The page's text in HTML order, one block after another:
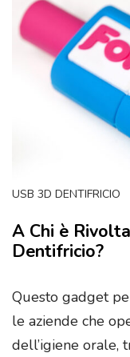
USB 3D DENTIFRICIO
A Chi è
Dentifricio?
Questo gadget
le aziende che
dell’igiene orale,